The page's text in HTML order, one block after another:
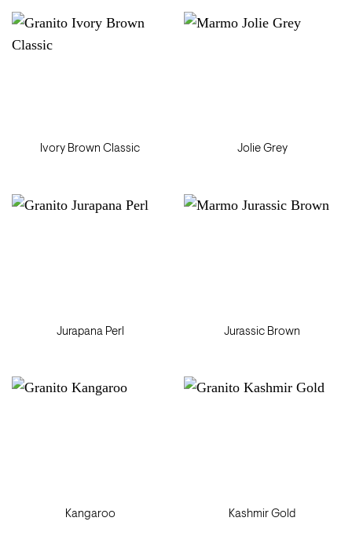
Ivory Brown Classic Jolie Grey
Jurapana Perl Jurassic Brown
Kangaroo Kashmir Gold